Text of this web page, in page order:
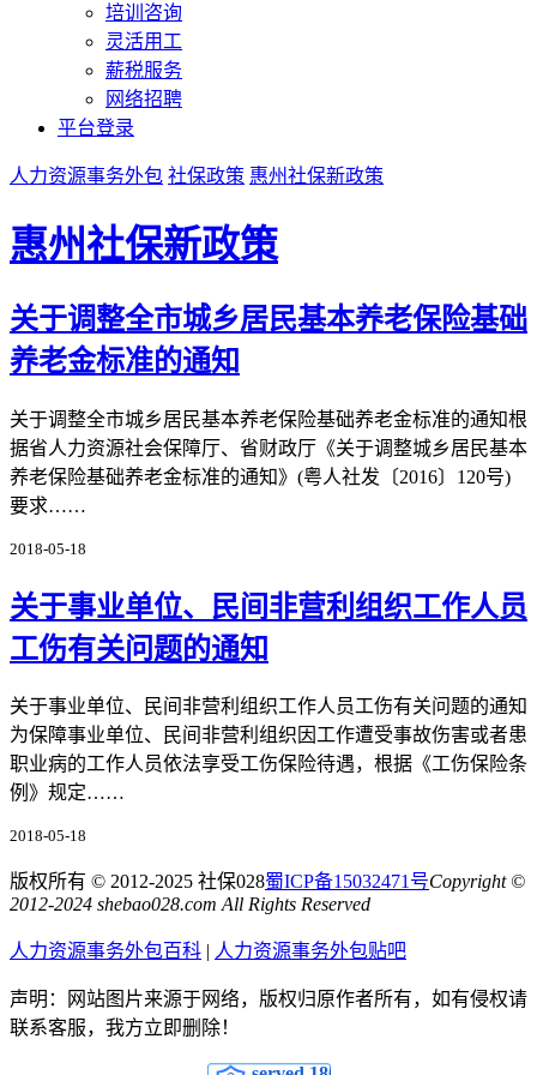
培训咨询
灵活用工
薪税服务
网络招聘
平台登录
人力资源事务外包 社保政策 惠州社保新政策
惠州社保新政策
关于调整全市城乡居民基本养老保险基础
养老金标准的通知
关于调整全市城乡居民基本养老保险基础养老金标准的通知根
据省人力资源社会保障厅、省财政厅《关于调整城乡居民基本
养老保险基础养老金标准的通知》(粤人社发〔2016〕120号)
要求……
2018-05-18
关于事业单位、民间非营利组织工作人员
工伤有关问题的通知
关于事业单位、民间非营利组织工作人员工伤有关问题的通知
为保障事业单位、民间非营利组织因工作遭受事故伤害或者患
职业病的工作人员依法享受工伤保险待遇，根据《工伤保险条
例》规定……
2018-05-18
版权所有 © 2012-2025 社保028蜀ICP备15032471号Copyright ©
2012-2024 shebao028.com All Rights Reserved
人力资源事务外包百科 人力资源事务外包贴吧
声明：网站图片来源于网络，版权归原作者所有，如有侵权请
联系客服，我方立即删除！